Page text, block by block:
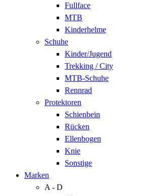
Fullface
MTB
Kinderhelme
Schuhe
Kinder/Jugend
Trekking / City
MTB-Schuhe
Rennrad
Protektoren
Schienbein
Rücken
Ellenbogen
Knie
Sonstige
Marken
A - D